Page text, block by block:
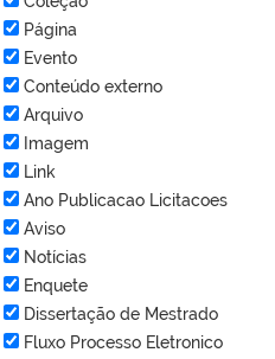
Página
Evento
Conteúdo externo
Arquivo
Imagem
Link
Ano Publicacao Licitacoes
Aviso
Notícias
Enquete
Dissertação de Mestrado
Fluxo Processo Eletronico